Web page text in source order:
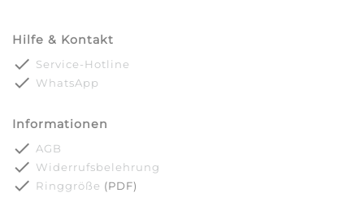
Hilfe & Kontakt
done Service-Hotline
done WhatsApp
Informationen
done AGB
done Widerrufsbelehrung
done Ringgröße (PDF)